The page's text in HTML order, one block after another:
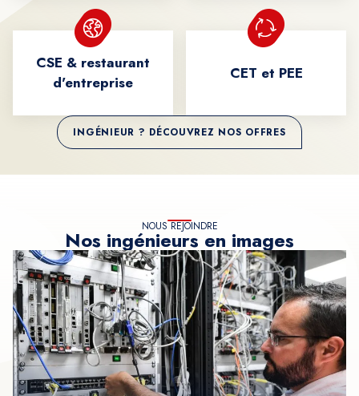
CSE & restaurant
d'entreprise
CET et PEE
INGÉNIEUR ? DÉCOUVREZ NOS OFFRES
NOUS REJOINDRE
Nos ingénieurs en images